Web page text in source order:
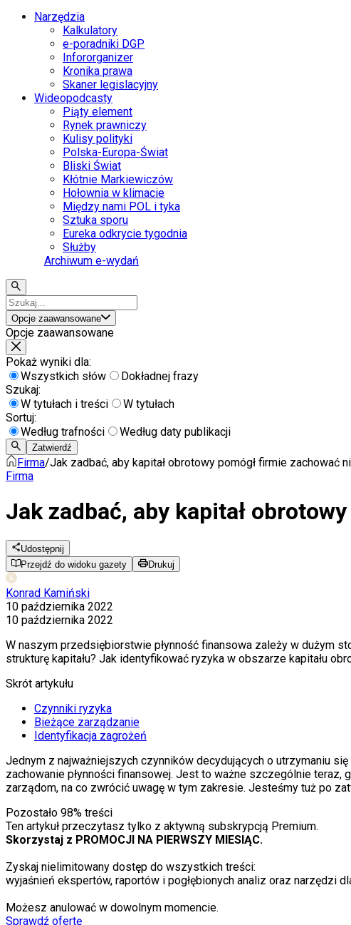
Narzędzia
Kalkulatory
e-poradniki DGP
Infororganizer
Kronika prawa
Skaner legislacyjny
Wideopodcasty
Piąty element
Rynek prawniczy
Kulisy polityki
Polska-Europa-Świat
Bliski Świat
Kłótnie Markiewiczów
Hołownia w klimacie
Między nami POL i tyka
Sztuka sporu
Eureka odkrycie tygodnia
Służby
Archiwum e-wydań
Opcje zaawansowane
Opcje zaawansowane
Pokaż wyniki dla:
Wszystkich słów
Dokładnej frazy
Szukaj:
W tytułach i treści
W tytułach
Sortuj:
Według trafności
Według daty publikacji
Zatwierdź
Firma/Jak zadbać, aby kapitał obrotowy pomógł firmie zachować
Firma
Jak zadbać, aby kapitał
Udostępnij
Przejdź do widoku gazety
Drukuj
Konrad Kamiński
10 października 2022
10 października 2022
W naszym przedsiębiorstwie płynność finansowa zależy w dużym
strukturę kapitału? Jak identyfikować ryzyka w obszarze kapitału
Skrót artykułu
Czynniki ryzyka
Bieżące zarządzanie
Identyfikacja zagrożeń
Jednym z najważniejszych czynników decydujących o utrzymaniu
zachowanie płynności finansowej. Jest to ważne szczególnie teraz,
zarządom, na co zwrócić uwagę w tym zakresie. Jesteśmy tuż po
Pozostało 98% treści
Ten artykuł przeczytasz tylko z aktywną subskrypcją Premium.
Skorzystaj z PROMOCJI NA PIERWSZY MIESIĄC.
Zyskaj nielimitowany dostęp do wszystkich treści:
wyjaśnień ekspertów, raportów i pogłębionych analiz oraz narzędzi
Możesz anulować w dowolnym momencie.
Sprawdź ofertę